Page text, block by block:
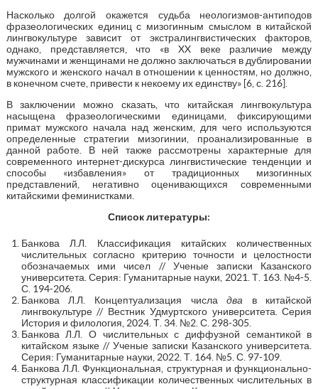
Насколько долгой окажется судьба неологизмов-антиподов
фразеологических единиц с мизогинным смыслом в китайской
лингвокультуре зависит от экстралингвистических факторов,
однако, представляется, что «в XX веке различие между
мужчинами и женщинами не должно заключаться в дублировании
мужского и женского начал в отношении к ценностям, но должно,
в конечном счете, привести к некоему их единству» [6, с. 216].
В заключении можно сказать, что китайская лингвокультура
насыщена фразеологическими единицами, фиксирующими
примат мужского начала над женским, для чего используются
определенные стратегии мизогинии, проанализированные в
данной работе. В ней также рассмотрены характерные для
современного интернет-дискурса лингвистические тенденции и
способы «избавления» от традиционных мизогинных
представлений, негативно оценивающихся современными
китайскими феминистками.
Список литературы:
Банкова Л.Л. Классификация китайских количественных
числительных согласно критерию точности и целостности
обозначаемых ими чисел // Ученые записки Казанского
университета. Серия: Гуманитарные науки, 2021. Т. 163. №4-5.
С. 194-206.
Банкова Л.Л. Концептуализация числадва в китайской
лингвокультуре // Вестник Удмуртского университета. Серия
История и филология, 2024. Т. 34. №2. С. 298-305.
Банкова Л.Л. О числительных с диффузной семантикой в
китайском языке // Ученые записки Казанского университета.
Серия: Гуманитарные науки, 2022. Т. 164. №5. С. 97-109.
Банкова Л.Л. Функциональная, структурная и функционально-
структурная классификации количественных числительных в